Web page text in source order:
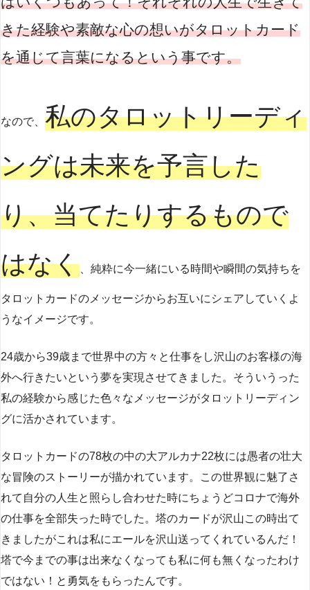
きた経験や素敵な心の想いがタロットカード
を通じて言葉になるという事です。
なので、 私のタロットリーディ
ングは未来を予言した
り、当てたりするもので
はなく 、純粋に今一緒にいる時間や瞬間の気持ちを
タロットカードのメッセージからお互いにシェアしていくよ
うなイメージです。
24歳から39歳まで世界中の方々と仕事をし沢山のお客様の海
外へ行きたいという夢を実現させてきました。そういうった
私の経験から感じた色々なメッセージがタロットリーディン
グに活かされています。
タロットカードの78枚の中の大アルカナ22枚には愚者の壮大
な冒険のストーリーが描かれています。この世界観に魅了さ
れて自分の人生と照らし合わせた時にちょうどコロナで海外
の仕事を全部失った時でした。塔のカードが沢山この時出て
きましたがこれは私にエールを沢山送ってくれているんだ！
塔で今までの事は出来なくなっても私に何も無くなったわけ
ではない！と勇気をもらったんです。